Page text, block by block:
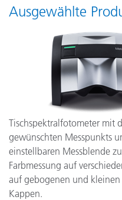
Ausgewählte
Tischspektralfotometer mit
gewünschten Messpunkts
einstellbaren Messblende
Farbmessung auf
auf gebogenen und
Kappen.